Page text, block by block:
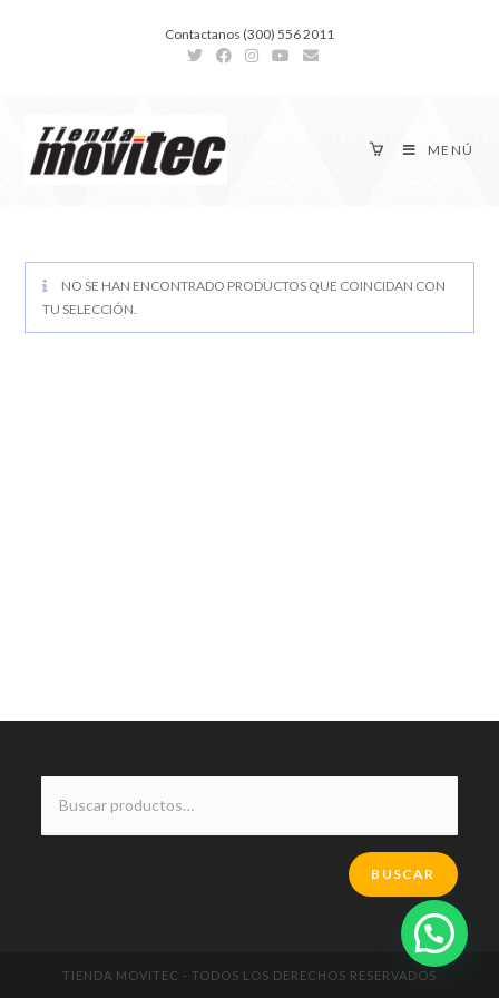
Contactanos (300) 556 2011
MENÚ
NO SE HAN ENCONTRADO PRODUCTOS QUE COINCIDAN CON
TU SELECCIÓN.
BUSCAR
TIENDA MOVITEC - TODOS LOS DERECHOS RESERVADOS